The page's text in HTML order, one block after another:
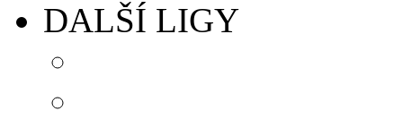
DALŠÍ LIGY